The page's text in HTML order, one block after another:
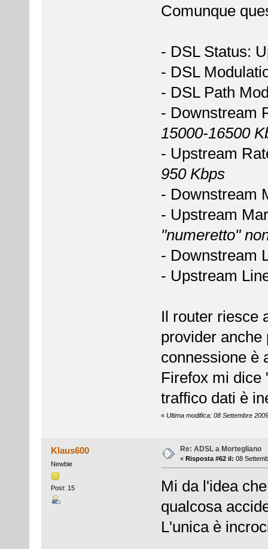
Comunque
- DSL Status:
- DSL
- DSL Path
- Downstream
15000-16500
- Upstream
950 Kbps
- Downstream
- Upstream
"numeretto"
- Downstream
- Upstream
Il router riesce
provider
connessione è
Firefox mi
traffico dati è
« Ultima modifica: 08 Settembre
Klaus600
Newbie
Post: 15
Re: ADSL a Mortegliano
« Risposta #62 il: 08
Mi da l'idea
qualcosa
L'unica è